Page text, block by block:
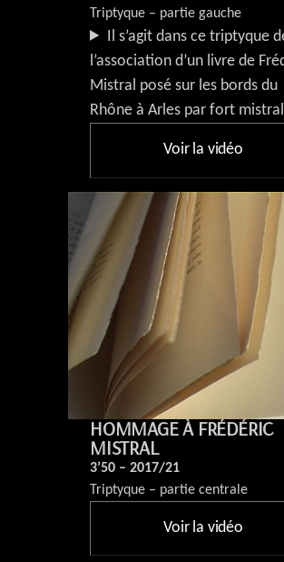
Triptyque – partie gauche
Il s’agit dans ce triptyque
l’association d’un livre de
Mistral posé sur les bords du
Rhône à Arles par fort
Voir la vidéo
HOMMAGE À FRÉDÉRIC
MISTRAL
3’50 – 2017/21
Triptyque – partie centrale
Voir la vidéo